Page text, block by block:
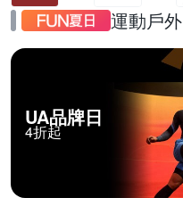
運動戶外
UA品牌日
4折起